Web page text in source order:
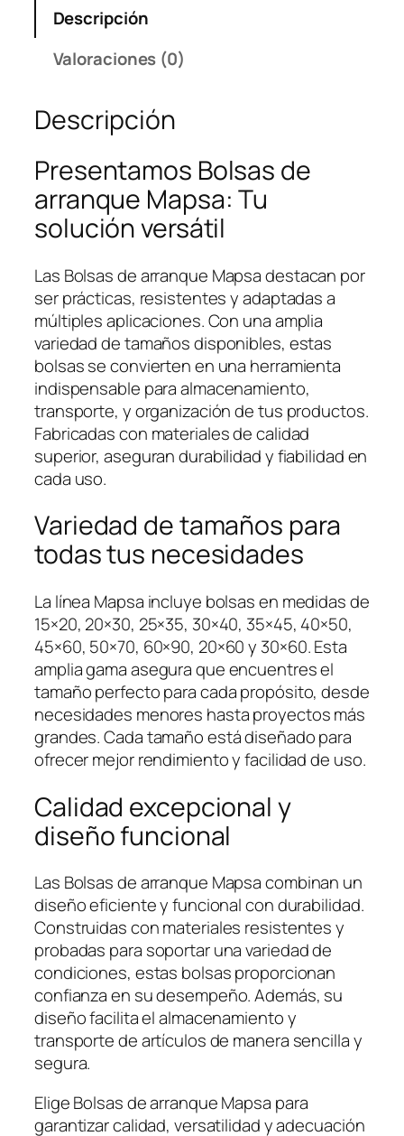
Descripción
Valoraciones (0)
Descripción
Presentamos Bolsas de
arranque Mapsa: Tu
solución versátil
Las Bolsas de arranque Mapsa destacan por
ser prácticas, resistentes y adaptadas a
múltiples aplicaciones. Con una amplia
variedad de tamaños disponibles, estas
bolsas se convierten en una herramienta
indispensable para almacenamiento,
transporte, y organización de tus productos.
Fabricadas con materiales de calidad
superior, aseguran durabilidad y fiabilidad en
cada uso.
Variedad de tamaños para
todas tus necesidades
La línea Mapsa incluye bolsas en medidas de
15×20, 20×30, 25×35, 30×40, 35×45, 40×50,
45×60, 50×70, 60×90, 20×60 y 30×60. Esta
amplia gama asegura que encuentres el
tamaño perfecto para cada propósito, desde
necesidades menores hasta proyectos más
grandes. Cada tamaño está diseñado para
ofrecer mejor rendimiento y facilidad de uso.
Calidad excepcional y
diseño funcional
Las Bolsas de arranque Mapsa combinan un
diseño eficiente y funcional con durabilidad.
Construidas con materiales resistentes y
probadas para soportar una variedad de
condiciones, estas bolsas proporcionan
confianza en su desempeño. Además, su
diseño facilita el almacenamiento y
transporte de artículos de manera sencilla y
segura.
Elige Bolsas de arranque Mapsa para
garantizar calidad, versatilidad y adecuación